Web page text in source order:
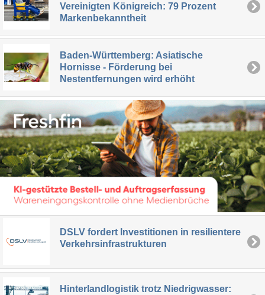
Vereinigten Königreich: 79 Prozent
Markenbekanntheit
Baden-Württemberg: Asiatische
Hornisse - Förderung bei
Nestentfernungen wird erhöht
DSLV fordert Investitionen in resilientere
Verkehrsinfrastrukturen
Hinterlandlogistik trotz Niedrigwasser: